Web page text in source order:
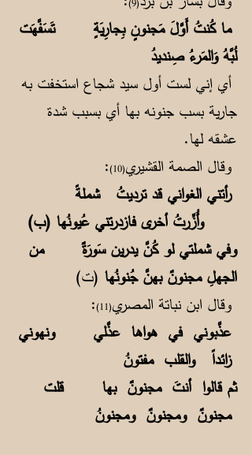
(9)
ما كُنتُ أَوَّلَ مَجنونٍ بِجارِيَةٍ تَسَفَّهَت
لُبَّهُ وَالمَرءُ صِنديدُ
أي إني لست أول سيد شجاع استخفت به
جارية بسب جنونه بها أي بسبب شدة
عشقه لها.
وقال الصمة القشيري(10)
:
رأتني الغواني قد ترديتُ شملةً
وأُزِّرتُ أخرى فازدرتني عُيونُها (ب)
وفي شملتي لو كُنَّ يدرين سَورَةٌ من
الجهلِ مجنونٌ بهنَّ جُنونُها (ت)
وقال ابن نباتة المصري(11)
:
عذَّبوني في هواها عذَّلي ونهوني
زائداً والقلب مفتونُ
ثم قالوا أنتَ مجنونٌ بها قلت
مجنونٌ ومجنونٌ ومجنونُ